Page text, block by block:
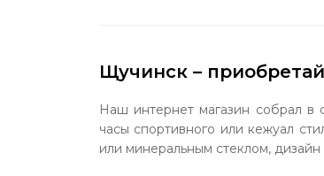
Щучинск –
Наш интернет магазин собрал в
часы спортивного или кежуал
или минеральным стеклом,